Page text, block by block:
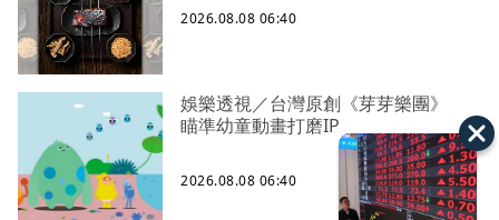
2026.08.08 06:40
娛樂透視／台灣原創《芽芽樂團》
瞄準幼童動畫打磨IP
2026.08.08 06:40